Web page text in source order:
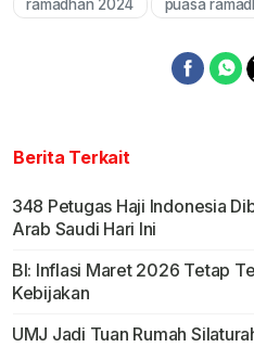
ramadhan 2024 puasa
Berita Terkait
348 Petugas Haji Indonesia
Arab Saudi Hari Ini
BI: Inflasi Maret 2026 Tetap
Kebijakan
UMJ Jadi Tuan Rumah